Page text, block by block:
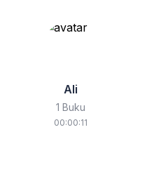
Ali
1 Buku
00:00:11